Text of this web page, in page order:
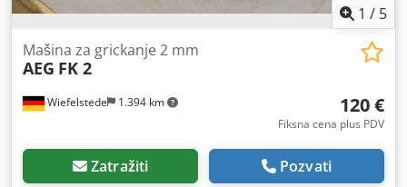
1 / 5
Wiefelstede 1.394 km
Mašina za grickanje 2 mm
AEG FK 2
120 €
Fiksna cena plus PDV
Zatražiti Pozvati